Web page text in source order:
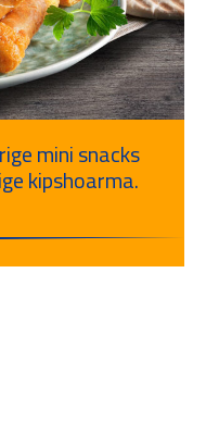
mini snacks
kipshoarma.